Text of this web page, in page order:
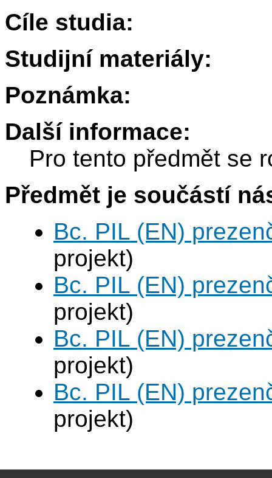
Cíle studia:
Studijní materiály:
Poznámka:
Další informace:
Pro tento předmět se
Předmět je součástí
Bc. PIL (EN)
projekt)
Bc. PIL (EN)
projekt)
Bc. PIL (EN)
projekt)
Bc. PIL (EN)
projekt)